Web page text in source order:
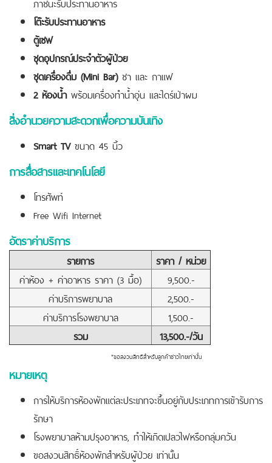
โต๊ะรับประทานอาหาร
ตู้เซฟ
ชุดอุปกรณ์ประจำตัวผู้ป่วย
ชุดเครื่องดื่ม (Mini Bar) ชา และ กาแฟ
2 ห้องน้ำพร้อมเครื่องทำน้ำอุ่น และไดร์เป่าผม
สิ่งอำนวยความสะดวกเพื่อความบันเทิง
Smart TVขนาด 45 นิ้ว
การสื่อสารและเทคโนโลยี
โทรศัพท์
Free Wifi Internet
อัตราค่าบริการ
รายการ
ราคา / หน่วย
ค่าห้อง + ค่าอาหาร ราคา (3 มื้อ)
9,500.-
ค่าบริการพยาบาล
2,500.-
ค่าบริการโรงพยาบาล
1,500.-
รวม
13,500.-/วัน
*ขอสงวนสิทธิสำหรับลูกค้าชาวไทยเท่านั้น
หมายเหตุ
การให้บริการห้องพักแต่ละประเภทจะขึ้นอยู่กับประเภทการเข้ารับการ
รักษา
โรงพยาบาลห้ามปรุงอาหาร, ทำให้เกิดเปลวไฟหรือกลุ่มควัน
ขอสงวนสิทธิ์ห้องพักสำหรับผู้ป่วย เท่านั้น